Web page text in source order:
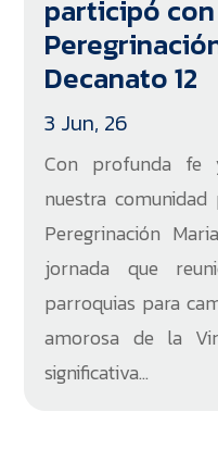
participó
Decanato 12
3 Jun, 26
Con profunda fe
nuestra
Peregrinación
jornada que
parroquias para
amorosa de la
significativa...